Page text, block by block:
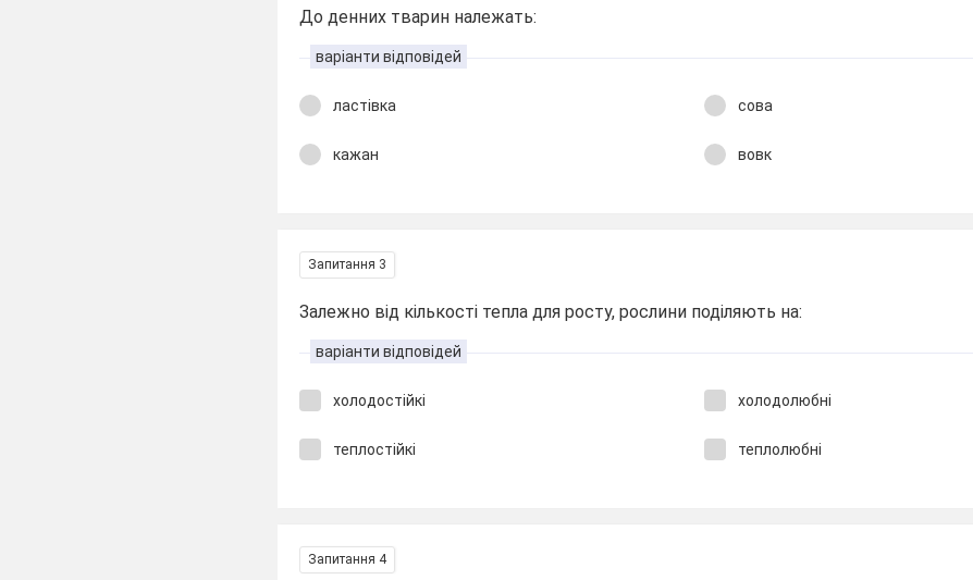
До денних тварин належать:
варіанти відповідей
ластівка сова
кажан вовк
Запитання 3
Залежно від кількості тепла для росту, рослини поділяють на:
варіанти відповідей
холодостійкі холодолюбні
теплостійкі теплолюбні
Запитання 4